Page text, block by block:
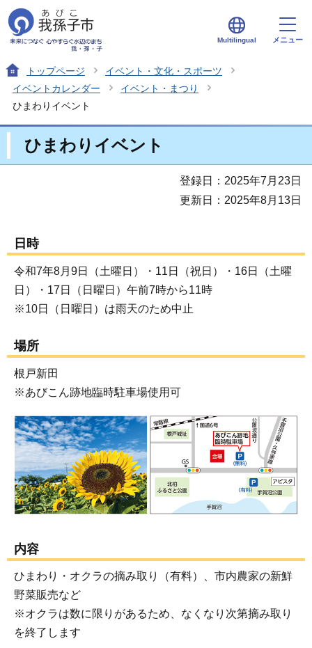
Multilingual メニュー
トップページ
イベント・文化・スポーツ
イベントカレンダー
イベント・まつり
ひまわりイベント
ひまわりイベント
登録日：2025年7月23日
更新日：2025年8月13日
日時
令和7年8月9日（土曜日）・11日（祝日）・16日（土曜
日）・17日（日曜日）午前7時から11時
※10日（日曜日）は雨天のため中止
場所
根戸新田
※あびこん跡地臨時駐車場使用可
内容
ひまわり・オクラの摘み取り（有料）、市内農家の新鮮
野菜販売など
※オクラは数に限りがあるため、なくなり次第摘み取り
を終了します